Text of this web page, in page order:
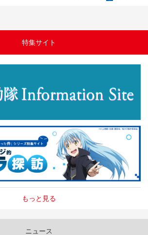
特集サイト
もっと見る
ニュース